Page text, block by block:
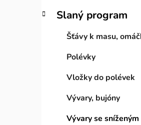
t
g
Slaný program
Šťávy k masu,
Polévky
Vložky do polévek
Vývary, bujóny
Vývary se